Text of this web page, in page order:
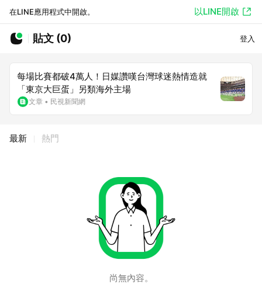
在LINE應用程式中開啟。 以LINE開啟
貼文 (0) 登入
每場比賽都破4萬人！日媒讚嘆台灣球迷熱情造就
「東京大巨蛋」另類海外主場
文章 • 民視新聞網
最新 熱門
尚無內容。